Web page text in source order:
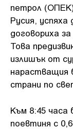
петрол
Русия, успяха
договориха
Това
излишък от
нарастващия
страни по
Към 8:45 часа
поевтиня с